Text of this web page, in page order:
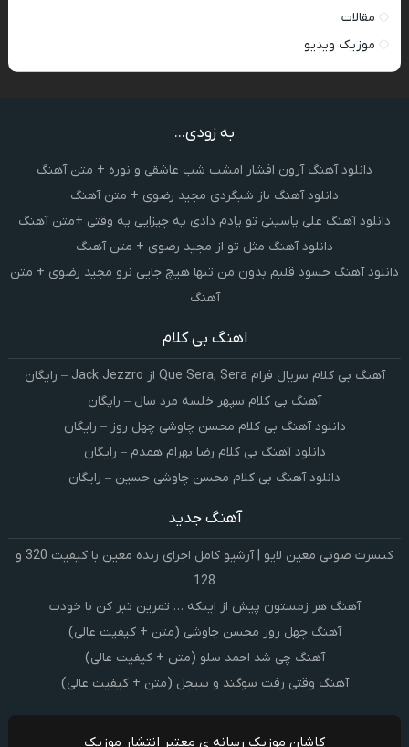
مقالات
موزیک ویدیو
به زودی...
دانلود آهنگ آرون افشار امشب شب عاشقی و نوره + متن آهنگ
دانلود آهنگ باز شبگردی مجید رضوی + متن آهنگ
دانلود آهنگ علی یاسینی تو یادم دادی یه چیزایی یه وقتی +متن آهنگ
دانلود آهنگ مثل تو از مجید رضوی + متن آهنگ
دانلود آهنگ حسود قلبم بدون من تنها هیچ جایی نرو مجید رضوی + متن
آهنگ
اهنگ بی کلام
آهنگ بی کلام سریال فرام Que Sera, Sera از Jack Jezzro – رایگان
آهنگ بی کلام سپهر خلسه مرد سال – رایگان
دانلود آهنگ بی کلام محسن چاوشی چهل روز – رایگان
دانلود آهنگ بی کلام رضا بهرام همدم – رایگان
دانلود آهنگ بی کلام محسن چاوشی حسین – رایگان
آهنگ جدید
کنسرت صوتی معین لایو | آرشیو کامل اجرای زنده معین با کیفیت 320 و
128
آهنگ هر زمستون پیش از اینکه … تمرین تبر کن با خودت
آهنگ چهل روز محسن چاوشی (متن + کیفیت عالی)
آهنگ چی شد احمد سلو (متن + کیفیت عالی)
آهنگ وقتی رفت سوگند و سیجل (متن + کیفیت عالی)
کاشان موزیک رسانه ی معتبر انتشار موزیک